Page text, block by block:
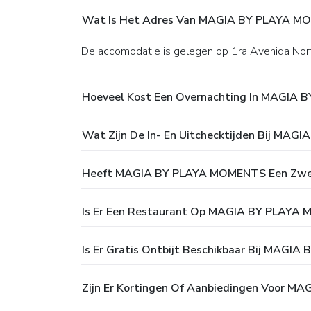
Wat Is Het Adres Van MAGIA BY PLAYA
De accomodatie is gelegen op 1ra Avenida
Hoeveel Kost Een Overnachting In MAGIA
Wat Zijn De In- En Uitchecktijden Bij MAGIA
Heeft MAGIA BY PLAYA MOMENTS Een
Is Er Een Restaurant Op MAGIA BY PLAYA
Is Er Gratis Ontbijt Beschikbaar Bij MAGIA
Zijn Er Kortingen Of Aanbiedingen Voor